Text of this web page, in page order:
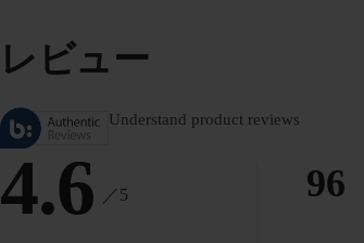
レビュー
Understand product reviews
4.6 ／5 96